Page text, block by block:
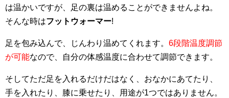
は温かいですが、足の裏は温めることができませんよね。
そんな時はフットウォーマー!
足を包み込んで、じんわり温めてくれます。 6段階温度調節
が可能なので、自分の体感温度に合わせて調節できます。
そしてただ足を入れるだけだはなく、おなかにあてたり、
手を入れたり、膝に乗せたり、用途が1つではありません。